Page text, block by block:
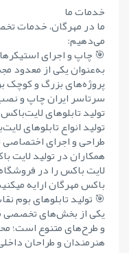
خدمات ما
ما در مهرگان، خدمات
می‌دهیم:
🎯 چاپ و اجرای
به‌عنوان یکی از معدود
پروژه‌های بزرگ و کوچک
سرتاسر ایران چاپ و
تولید تابلوهای
تولید انواع تابلوهای
طراحی و اجرای
همکاران در تولید لایت
لایت باکس را در
باکس مهرگان ارایه
🎯 تولید تابلوهای بوم
یکی از بخش‌های تخصصی
و طرح‌های متنوع است؛
هنرمندان و طراحان